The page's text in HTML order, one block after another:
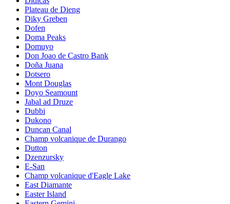
Plateau de Dieng
Diky Greben
Dofen
Doma Peaks
Domuyo
Don Joao de Castro Bank
Doña Juana
Dotsero
Mont Douglas
Doyo Seamount
Jabal ad Druze
Dubbi
Dukono
Duncan Canal
Champ volcanique de Durango
Dutton
Dzenzursky
E-San
Champ volcanique d'Eagle Lake
East Diamante
Easter Island